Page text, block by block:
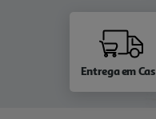
Entrega em